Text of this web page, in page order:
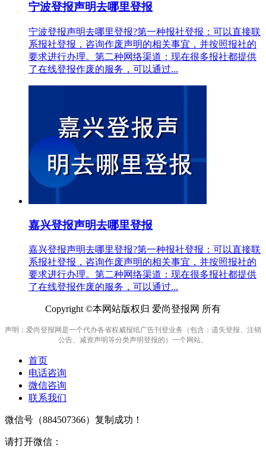
宁波登报声明去哪里登报
宁波登报声明去哪里登报?第一种报社登报：可以直接联
系报社登报，咨询作废声明的相关事宜，并按照报社的
要求进行办理。第二种网络渠道：现在很多报社都提供
了在线登报作废的服务，可以通过...
嘉兴登报声明去哪里登报
嘉兴登报声明去哪里登报?第一种报社登报：可以直接联
系报社登报，咨询作废声明的相关事宜，并按照报社的
要求进行办理。第二种网络渠道：现在很多报社都提供
了在线登报作废的服务，可以通过...
Copyright ©本网站版权归 爱尚登报网 所有
声明：爱尚登报网是一个代办各省权威报纸广告刊登业务（包含：遗失登报、注销
公告、减资声明等分类声明登报的）一个网站。
首页
电话咨询
微信咨询
联系我们
微信号（884507366）复制成功！
请打开微信：